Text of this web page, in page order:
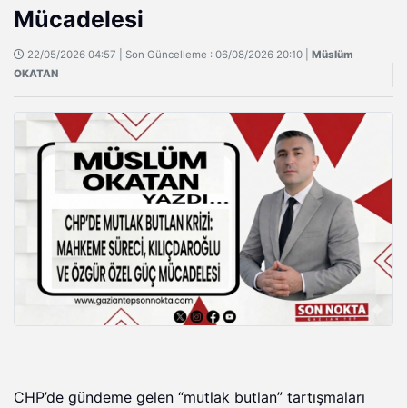
Mücadelesi
22/05/2026 04:57 | Son Güncelleme : 06/08/2026 20:10 | Müslüm
OKATAN
CHP’de gündeme gelen “mutlak butlan” tartışmaları